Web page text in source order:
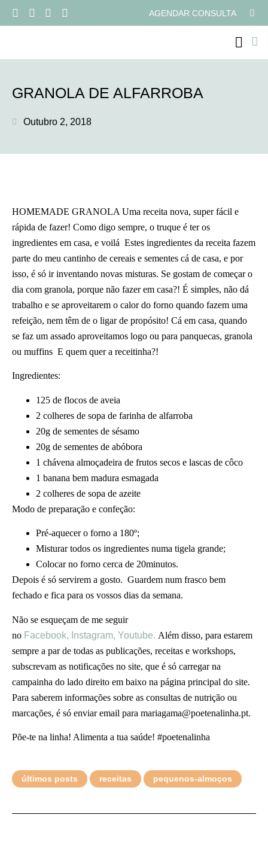
AGENDAR CONSULTA
GRANOLA DE ALFARROBA
Outubro 2, 2018
HOMEMADE GRANOLA Uma receita nova, super fácil e
rápida de fazer! Como digo sempre, o truque é ter os
ingredientes em casa, e voilá Estes ingredientes da receita fazem
parte do meu cantinho de cereais e sementes cá de casa, e por
isso, é só ir inventando novas misturas. Se gostam de começar o
dia com granola, porque não fazer em casa?! É simples, não dá
trabalho e se aproveitarem o calor do forno quando fazem uma
refeição, nem têm de o ligar de propósito! Cá em casa, quando
se faz um assado aproveitamos logo ou para panquecas, granola
ou muffins E quem quer a receitinha?!
Ingredientes:
125 de flocos de aveia
2 colheres de sopa de farinha de alfarroba
20g de sementes de sésamo
20g de sementes de abóbora
1 chávena almoçadeira de frutos secos e lascas de côco
1 banana bem madura esmagada
2 colheres de sopa de azeite
Modo de preparação e confeção:
Pré-aquecer o forno a 180º;
Misturar todos os ingredientes numa tigela grande;
Colocar no forno cerca de 20minutos.
Depois é só servirem a gosto. Guardem num frasco bem
fechado e fica para os vossos dias da semana.
Não se esqueçam de me seguir
no Facebook, Instagram, Youtube. Além disso, para estarem
sempre a par de todas as publicações, receitas e workshops,
subscrevam as notificações no site, que é só carregar na
campainha do lado direito em baixo na página principal do site.
Para saberem informações sobre as consultas de nutrição ou
marcações, é só enviar email para mariagama@poetenalinha.pt.
Põe-te na linha! Alimenta a tua saúde! #poetenalinha
últimos posts receitas pequenos-almoços